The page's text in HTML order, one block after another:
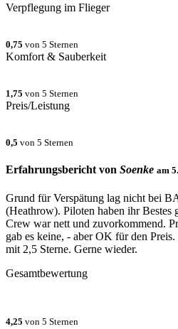
Verpflegung im Flieger
0,75 von 5 Sternen
Komfort & Sauberkeit
1,75 von 5 Sternen
Preis/Leistung
0,5 von 5 Sternen
Erfahrungsbericht von Soenke am
Grund für Verspätung lag nicht bei
(Heathrow). Piloten haben ihr Bestes
Crew war nett und zuvorkommend.
gab es keine, - aber OK für den
mit 2,5 Sterne. Gerne wieder.
Gesamtbewertung
4,25 von 5 Sternen